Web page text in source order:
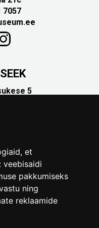
et
veebisaidi
pakkumiseks
ning
reklaamide
7057
5